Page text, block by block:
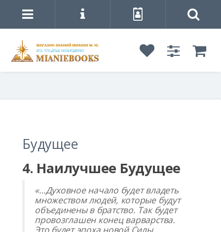
Будущее
4. Наилучшее Будущее
«…Духовное начало будет владеть
множеством людей, которые будут
объединены в братство. Так будет
провозглашен конец варварства.
Это будет эпоха новой Силы